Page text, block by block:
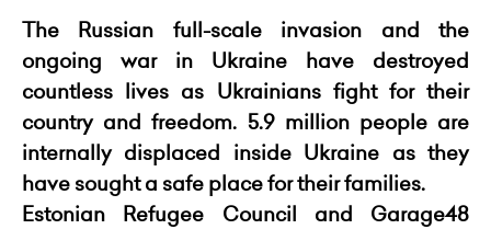
The Russian full-scale invasion and the
ongoing war in Ukraine have destroyed
countless lives as Ukrainians fight for their
country and freedom. 5.9 million people are
internally displaced inside Ukraine as they
have sought a safe place for their families.
Estonian Refugee Council and Garage48